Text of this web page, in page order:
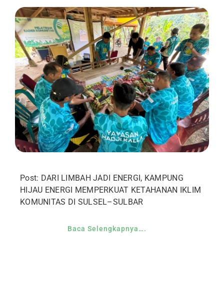
Post: DARI LIMBAH JADI ENERGI, KAMPUNG
HIJAU ENERGI MEMPERKUAT KETAHANAN IKLIM
KOMUNITAS DI SULSEL–SULBAR
Baca Selengkapnya….